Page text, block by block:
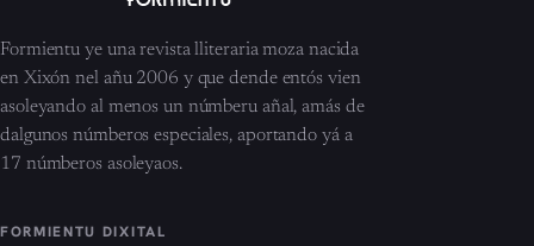
Formientu ye una revista lliteraria moza nacida
en Xixón nel añu 2006 y que dende entós vien
asoleyando al menos un númberu añal, amás de
dalgunos númberos especiales, aportando yá a
17 númberos asoleyaos.
FORMIENTU DIXITAL